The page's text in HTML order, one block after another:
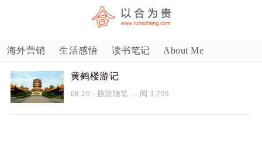
海外营销 生活感悟 读书笔记 About Me
黄鹤楼游记
08.20 - 旅游随笔 - - 阅 3,799